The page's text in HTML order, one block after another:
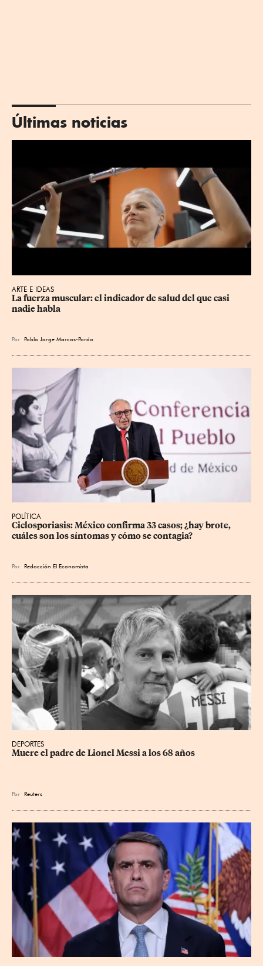
Últimas noticias
ARTE E IDEAS
La fuerza muscular: el indicador de salud del que casi
nadie habla
Por Pablo Jorge Marcos-Pardo
POLÍTICA
Ciclosporiasis: México confirma 33 casos; ¿hay brote,
cuáles son los síntomas y cómo se contagia?
Por Redacción El Economista
DEPORTES
Muere el padre de Lionel Messi a los 68 años
Por Reuters